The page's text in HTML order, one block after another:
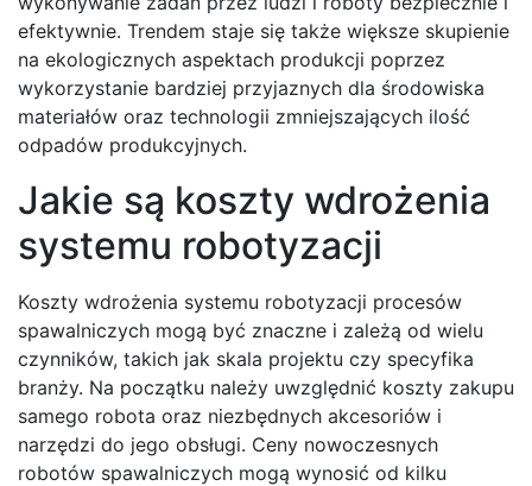
efektywnie. Trendem staje się także większe skupienie
na ekologicznych aspektach produkcji poprzez
wykorzystanie bardziej przyjaznych dla środowiska
materiałów oraz technologii zmniejszających ilość
odpadów produkcyjnych.
Jakie są koszty wdrożenia
systemu robotyzacji
Koszty wdrożenia systemu robotyzacji procesów
spawalniczych mogą być znaczne i zależą od wielu
czynników, takich jak skala projektu czy specyfika
branży. Na początku należy uwzględnić koszty zakupu
samego robota oraz niezbędnych akcesoriów i
narzędzi do jego obsługi. Ceny nowoczesnych
robotów spawalniczych mogą wynosić od kilku